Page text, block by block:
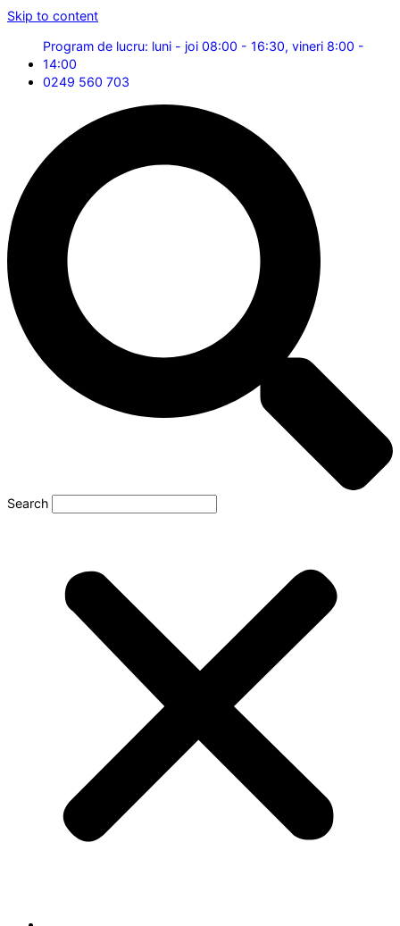
Skip to content
Program de lucru: luni - joi 08:00 - 16:30, vineri 8:00 -
14:00
0249 560 703
Search